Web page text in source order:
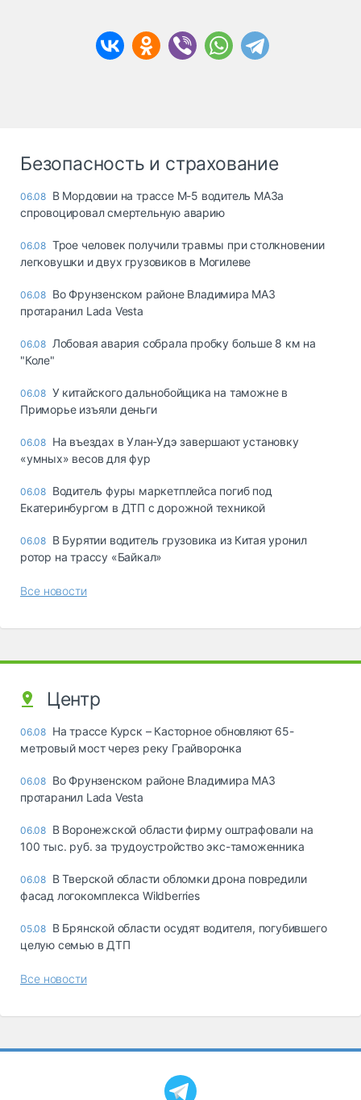
Безопасность и страхование
06.08 В Мордовии на трассе М-5 водитель МАЗа
спровоцировал смертельную аварию
06.08 Трое человек получили травмы при столкновении
легковушки и двух грузовиков в Могилеве
06.08 Во Фрунзенском районе Владимира МАЗ
протаранил Lada Vesta
06.08 Лобовая авария собрала пробку больше 8 км на
"Коле"
06.08 У китайского дальнобойщика на таможне в
Приморье изъяли деньги
06.08 Ha въeздax в Улaн-Удэ зaвepшaют ycтaнoвкy
«yмныx» вecoв для фyp
06.08 Водитель фуры маркетплейса погиб под
Екатеринбургом в ДТП с дорожной техникой
06.08 В Бурятии водитель грузовика из Китая уронил
ротор на трассу «Байкал»
Все новости
Центр
06.08 На трассе Курск – Касторное обновляют 65-
метровый мост через реку Грайворонка
06.08 Во Фрунзенском районе Владимира МАЗ
протаранил Lada Vesta
06.08 В Воронежской области фирму оштрафовали на
100 тыс. руб. за трудоустройство экс-таможенника
06.08 В Тверской области обломки дрона повредили
фасад логокомплекса Wildberries
05.08 В Брянской области осудят водителя, погубившего
целую семью в ДТП
Все новости